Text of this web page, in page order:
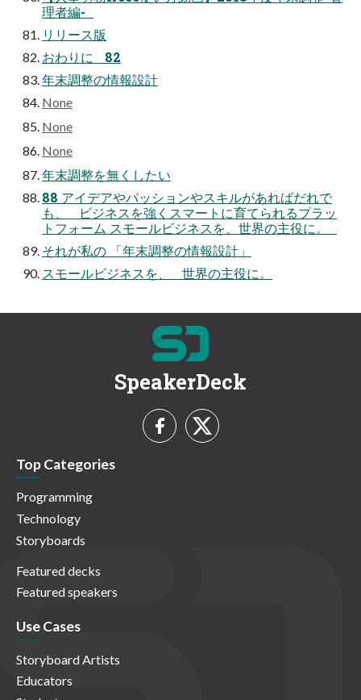
理者編-
リリース版
おわりに 82
年末調整の情報設計
None
None
None
年末調整を無くしたい
88 アイデアやパッションやスキルがあればだれで
も、 ビジネスを強くスマートに育てられるプラッ
トフォーム スモールビジネスを、世界の主役に。
それが私の 「年末調整の情報設計」
スモールビジネスを、 世界の主役に。
SpeakerDeck
Top Categories
Programming
Technology
Storyboards
Featured decks
Featured speakers
Use Cases
Storyboard Artists
Educators